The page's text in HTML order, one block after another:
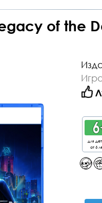
of the
для
от 6